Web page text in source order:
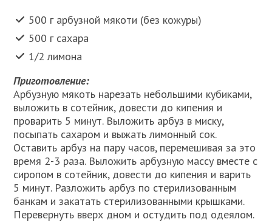
500 г арбузной мякоти (без кожуры)
500 г сахара
1/2 лимона
Приготовление:
Арбузную мякоть нарезать небольшими кубиками,
выложить в сотейник, довести до кипения и
проварить 5 минут. Выложить арбуз в миску,
посыпать сахаром и выжать лимонный сок.
Оставить арбуз на пару часов, перемешивая за это
время 2-3 раза. Выложить арбузную массу вместе с
сиропом в сотейник, довести до кипения и варить
5 минут. Разложить арбуз по стерилизованным
банкам и закатать стерилизованными крышками.
Перевернуть вверх дном и остудить под одеялом.